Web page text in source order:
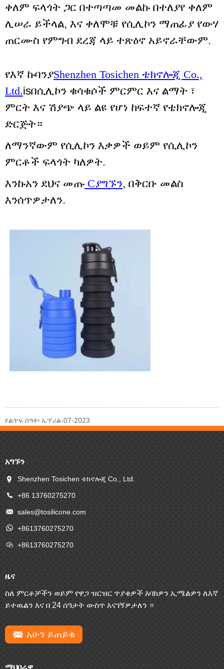
ቀለም ፍላጎት ጋር በተጣጣመ መልኩ በተለያየ ቀለም
ሊሠራ ይችላል, እና ቀለሞቹ የሲሊኮን ማጠፊያ የውሃ
ጠርሙስ የምግብ ደረጃ ላይ ተጽዕኖ አይኖራቸውም.
የእኛ ኩባንያShenzhen Tosichen ቴክኖሎጂ Co.,
Ltd.isበሲሊኮን ቁሳቁሶች ምርምር እና ልማት ፣
ምርት እና ሽያጭ ላይ ልዩ የሆነ ከፍተኛ የቴክኖሎጂ
ድርጅት።
ለማንኛውም የሲሊኮን እቃዎች ወይም የሲሊኮን
ምርቶች ፍላጎት ካለዎት.
እንኩአን ደህና መጡ Cያግኙን, በቅርቡ መልስ
እንሰጥዎታለን.
የልጥፍ ሰዓት፡ ኤፕሪል-07-2023
አግኙን
Shenzhen Tosichen ቴክኖሎጂ Co., Ltd.
+86 13760275270
sales@tosilicone.com
+8613760275270
+8613760275270
ዜና
ስለ ምርቶቻችን ወይም የዋጋ ዝርዝር ጥያቄዎች እባክዎን ኢሜልዎን ለእኛ
ይተዉልን እና በ 24 ሰዓታት ውስጥ እናገኝዎታለን ።
አሁን ይጠይቁ
ማህበራዊ